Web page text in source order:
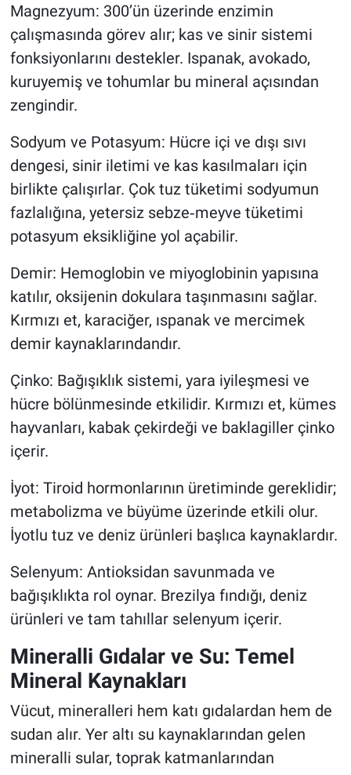
Magnezyum: 300’ün üzerinde enzimin
çalışmasında görev alır; kas ve sinir sistemi
fonksiyonlarını destekler. Ispanak, avokado,
kuruyemiş ve tohumlar bu mineral açısından
zengindir.
Sodyum ve Potasyum: Hücre içi ve dışı sıvı
dengesi, sinir iletimi ve kas kasılmaları için
birlikte çalışırlar. Çok tuz tüketimi sodyumun
fazlalığına, yetersiz sebze‑meyve tüketimi
potasyum eksikliğine yol açabilir.
Demir: Hemoglobin ve miyoglobinin yapısına
katılır, oksijenin dokulara taşınmasını sağlar.
Kırmızı et, karaciğer, ıspanak ve mercimek
demir kaynaklarındandır.
Çinko: Bağışıklık sistemi, yara iyileşmesi ve
hücre bölünmesinde etkilidir. Kırmızı et, kümes
hayvanları, kabak çekirdeği ve baklagiller çinko
içerir.
İyot: Tiroid hormonlarının üretiminde gereklidir;
metabolizma ve büyüme üzerinde etkili olur.
İyotlu tuz ve deniz ürünleri başlıca kaynaklardır.
Selenyum: Antioksidan savunmada ve
bağışıklıkta rol oynar. Brezilya fındığı, deniz
ürünleri ve tam tahıllar selenyum içerir.
Mineralli Gıdalar ve Su: Temel
Mineral Kaynakları
Vücut, mineralleri hem katı gıdalardan hem de
sudan alır. Yer altı su kaynaklarından gelen
mineralli sular, toprak katmanlarından